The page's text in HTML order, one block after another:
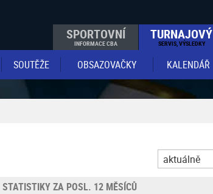
SPORTOVNÍ
INFORMACE CBA
TURNAJOVÝ
SERVIS, VÝSLEDKY
SOUTĚŽE OBSAZOVAČKY KALENDÁŘ
aktuálně
STATISTIKY ZA POSL. 12 MĚSÍCŮ